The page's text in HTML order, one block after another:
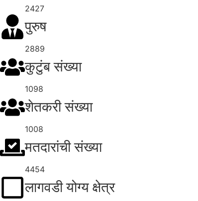
2427
पुरुष
2889
कुटुंब संख्या
1098
शेतकरी संख्या
1008
मतदारांची संख्या
4454
लागवडी योग्य क्षेत्र